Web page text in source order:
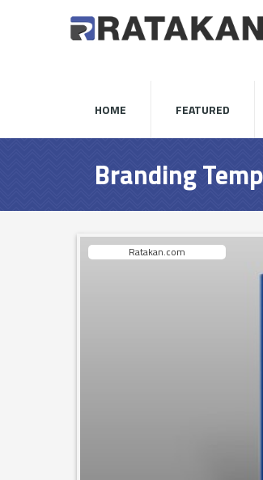
HOME FEATURED
Branding
Ratakan.com